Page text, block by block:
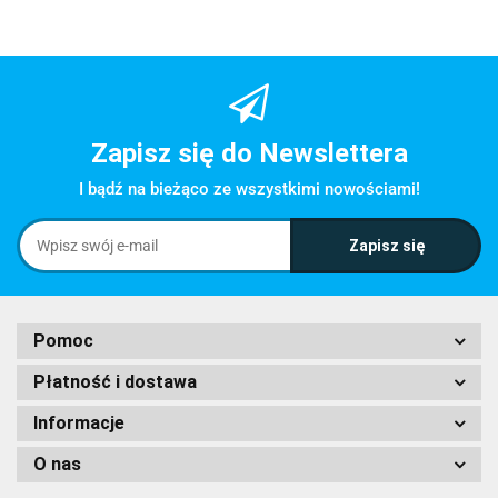
Zapisz się do Newslettera
I bądź na bieżąco ze wszystkimi nowościami!
Pomoc
Płatność i dostawa
Informacje
O nas